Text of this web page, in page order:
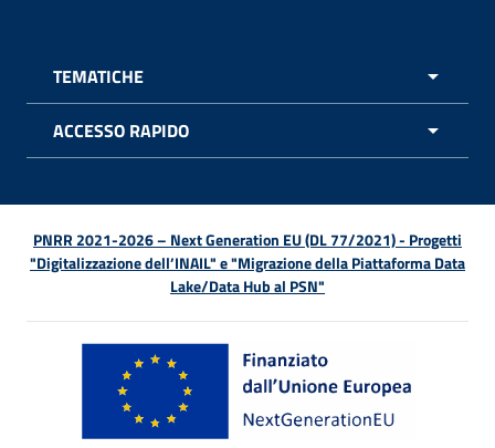
TEMATICHE
ACCESSO RAPIDO
PNRR 2021-2026 – Next Generation EU (DL 77/2021) - Progetti
"Digitalizzazione dell’INAIL" e "Migrazione della Piattaforma Data
Lake/Data Hub al PSN"